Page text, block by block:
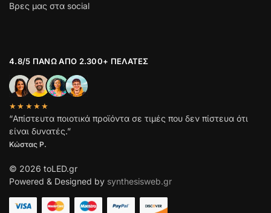
Βρες μας στα social
4.8/5 ΠΆΝΩ ΑΠΌ 2.300+ ΠΕΛΆΤΕΣ
★★★★★
“Απίστευτα ποιοτικά προϊόντα σε τιμές που δεν πίστευα ότι
είναι δυνατές.”
Κώστας Ρ.
© 2026 toLED.gr
Powered & Designed by synthesisweb.gr